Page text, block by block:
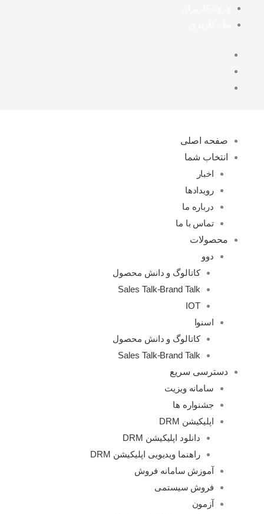
صفحه اصلی
انتخاب شما
اخبار
رویدادها
درباره ما
تماس با ما
محصولات
دوو
کاتالوگ و دانش محصول
Sales Talk-Brand Talk
IOT
اسنوا
کاتالوگ و دانش محصول
Sales Talk-Brand Talk
دسترسی سریع
سامانه ویزیت
جشنواره ها
اپلیکیشن DRM
دانلود اپلیکیشن DRM
راهنما ویدیویی اپلیکیشن DRM
آموزش سامانه فروش
فروش سیستمی
آزمون